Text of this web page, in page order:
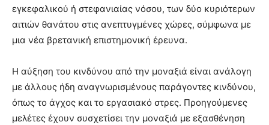
εγκεφαλικού ή στεφανιαίας νόσου, των δύο κυριότερων
αιτιών θανάτου στις ανεπτυγμένες χώρες, σύμφωνα με
μια νέα βρετανική επιστημονική έρευνα.
Η αύξηση του κινδύνου από την μοναξιά είναι ανάλογη
με άλλους ήδη αναγνωρισμένους παράγοντες κινδύνου,
όπως το άγχος και το εργασιακό στρες. Προηγούμενες
μελέτες έχουν συσχετίσει την μοναξιά με εξασθένηση